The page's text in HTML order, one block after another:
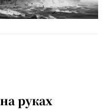
руках